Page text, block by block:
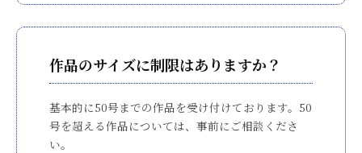
作品のサイズに制限はありますか？
基本的に50号までの作品を受け付けております。50
号を超える作品については、事前にご相談くださ
い。